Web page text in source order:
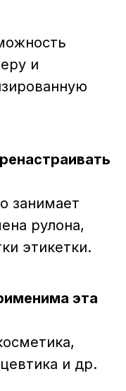
и
занимает
рулона,
этикетки.
эта
и др.